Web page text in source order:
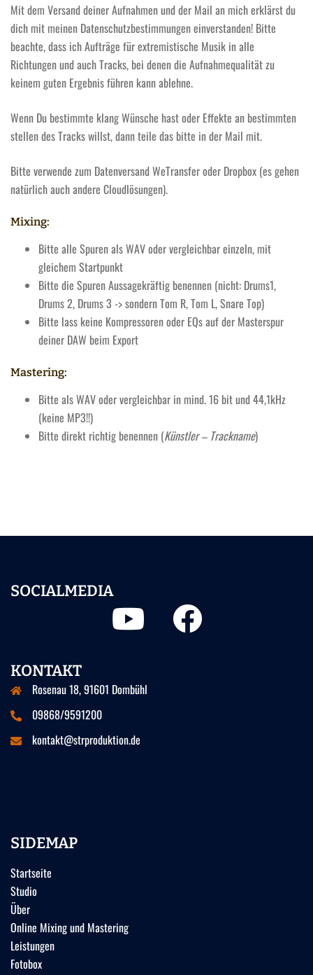
Mit dem Versand deiner Aufnahmen und der Mail an mich erklärst du
dich mit meinen Datenschutzbestimmungen einverstanden! Bitte
beachte, dass ich Aufträge für extremistische Musik in alle
Richtungen und auch Tracks, bei denen die Aufnahmequalität zu
keinem guten Ergebnis führen kann ablehne.
Wenn Du bestimmte klang Wünsche hast oder Effekte an bestimmten
stellen des Tracks willst, dann teile das bitte in der Mail mit.
Bitte verwende zum Datenversand WeTransfer oder Dropbox (es gehen
natürlich auch andere Cloudlösungen).
Mixing:
Bitte alle Spuren als WAV oder vergleichbar einzeln, mit
gleichem Startpunkt
Bitte die Spuren Aussagekräftig benennen (nicht: Drums1,
Drums 2, Drums 3 -> sondern Tom R, Tom L, Snare Top)
Bitte lass keine Kompressoren oder EQs auf der Masterspur
deiner DAW beim Export
Mastering:
Bitte als WAV oder vergleichbar in mind. 16 bit und 44,1kHz
(keine MP3!!)
Bitte direkt richtig benennen (Künstler – Trackname)
SOCIALMEDIA
Youtube Facebook
KONTAKT
Rosenau 18, 91601 Dombühl
09868/9591200
kontakt@strproduktion.de
SIDEMAP
Startseite
Studio
Über
Online Mixing und Mastering
Leistungen
Fotobox